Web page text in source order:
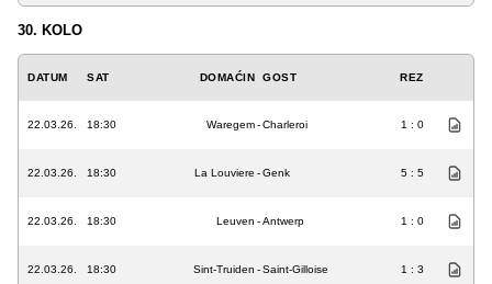
30. KOLO
DATUM SAT DOMAĆIN GOST REZ
22.03.26. 18:30 Waregem-Charleroi 1 : 0
22.03.26. 18:30 La Louviere -Genk 5 : 5
22.03.26. 18:30 Leuven -Antwerp 1 : 0
22.03.26. 18:30 Sint-Truiden -Saint-Gilloise 1 : 3